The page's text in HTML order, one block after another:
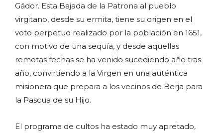
Gádor. Esta Bajada de la Patrona al pueblo
virgitano, desde su ermita, tiene su origen en el
voto perpetuo realizado por la población en 1651,
con motivo de una sequía, y desde aquellas
remotas fechas se ha venido sucediendo año tras
año, convirtiendo a la Virgen en una auténtica
misionera que prepara a los vecinos de Berja para
la Pascua de su Hijo.
El programa de cultos ha estado muy apretado,